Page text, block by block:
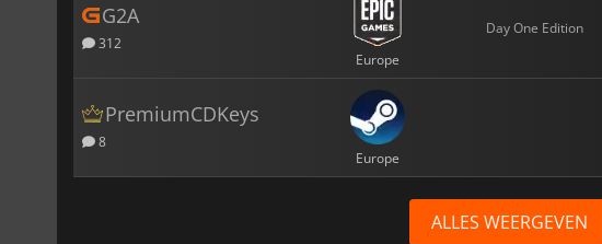
G2A
312
Europe
Day One Edition
PremiumCDKeys
8
Europe
ALLES WEERGEVEN